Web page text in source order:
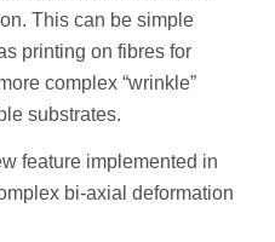
This can be simple
printing on fibres for
complex “wrinkle”
substrates.
feature implemented in
bi-axial deformation